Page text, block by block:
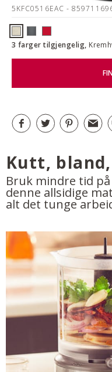
5KFC0516EAC -
3 farger tilgjengelig,
Kutt,
Bruk mindre tid
denne allsidige
alt det tunge